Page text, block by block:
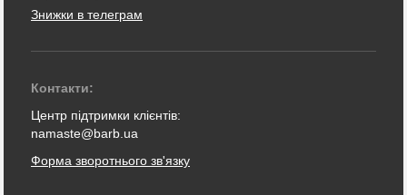
Знижки в телеграм
Контакти:
Центр підтримки клієнтів:
namaste@barb.ua
Форма зворотнього зв'язку